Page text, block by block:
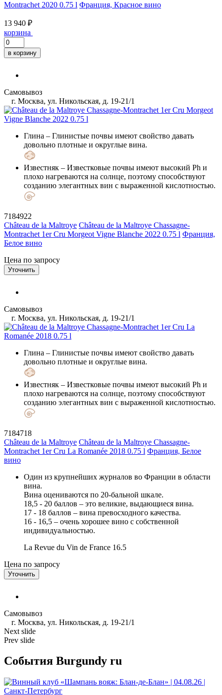
Montrachet 2020 0.75 l Франция, Красное вино
13 940 ₽
корзина
в корзину
Самовывоз
г. Москва, ул. Никольская, д. 19-21/1
Глина – Глинистые почвы имеют свойство давать
довольно плотные и округлые вина.
Известняк – Известковые почвы имеют высокий Ph и
плохо нагреваются на солнце, поэтому способствуют
созданию элегантных вин с выраженной кислотностью.
7184922
Château de la Maltroye Château de la Maltroye Chassagne-
Montrachet 1er Cru Morgeot Vigne Blanche 2022 0.75 l Франция,
Белое вино
Цена по запросу
Уточнить
Самовывоз
г. Москва, ул. Никольская, д. 19-21/1
Глина – Глинистые почвы имеют свойство давать
довольно плотные и округлые вина.
Известняк – Известковые почвы имеют высокий Ph и
плохо нагреваются на солнце, поэтому способствуют
созданию элегантных вин с выраженной кислотностью.
7184718
Château de la Maltroye Château de la Maltroye Chassagne-
Montrachet 1er Cru La Romanée 2018 0.75 l Франция, Белое
вино
Один из крупнейших журналов во Франции в области
вина.
Вина оцениваются по 20-бальной шкале.
18,5 - 20 баллов – это великие, выдающиеся вина.
17 - 18 баллов – вина превосходного качества.
16 - 16,5 – очень хорошее вино с собственной
индивидуальностью.
La Revue du Vin de France 16.5
Цена по запросу
Уточнить
Самовывоз
г. Москва, ул. Никольская, д. 19-21/1
Next slide
Prev slide
События Burgundy ru